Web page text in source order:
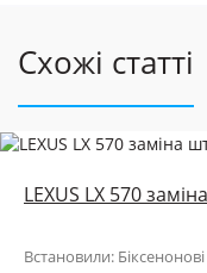
Схожі статті
LEXUS LX 570
Встановили: